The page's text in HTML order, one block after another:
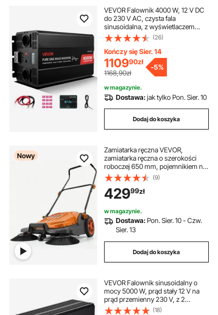
przyczepa wywrotka 3 klatka 3
kabel 3 fazowy kabel typ 3 lina 3
VEVOR Falownik 4000 W, 12 V DC
do 230 V AC, czysta fala
sinusoidalna, z wyświetlaczem
LCD, pilotem, 2 portami USB, 2
gniazdami AC, złączem typu C, do
pojazdów kempingowych,
ciężarówek, do użytku na zewnątrz
(26)
Kończy się Sier. 14
110990zł
1168,90zł
-5%
w magazynie.
Dostawa:jak tylko Pon. Sier. 10
Dodaj do koszyka
Nowy
Zamiatarka ręczna VEVOR,
zamiatarka ręczna o szerokości
roboczej 650 mm, pojemnikiem na
zamiatarkę o pojemności 18,9 l i
regulowanym, składanym
uchwytem, ​​urządzenie do
czyszczenia podłóg w
podwórkach, na chodnikach,
tarasach i w garażach – kolor
pomarańczowy
(9)
42999zł
w magazynie.
Dostawa: Pon. Sier. 10 - Czw.
Sier. 13
Dodaj do koszyka
VEVOR Falownik sinusoidalny o
mocy 5000 W, prąd stały 12 V na
prąd przemienny 230 V, z 2
gniazdami prądu przemiennego, 2
(18)